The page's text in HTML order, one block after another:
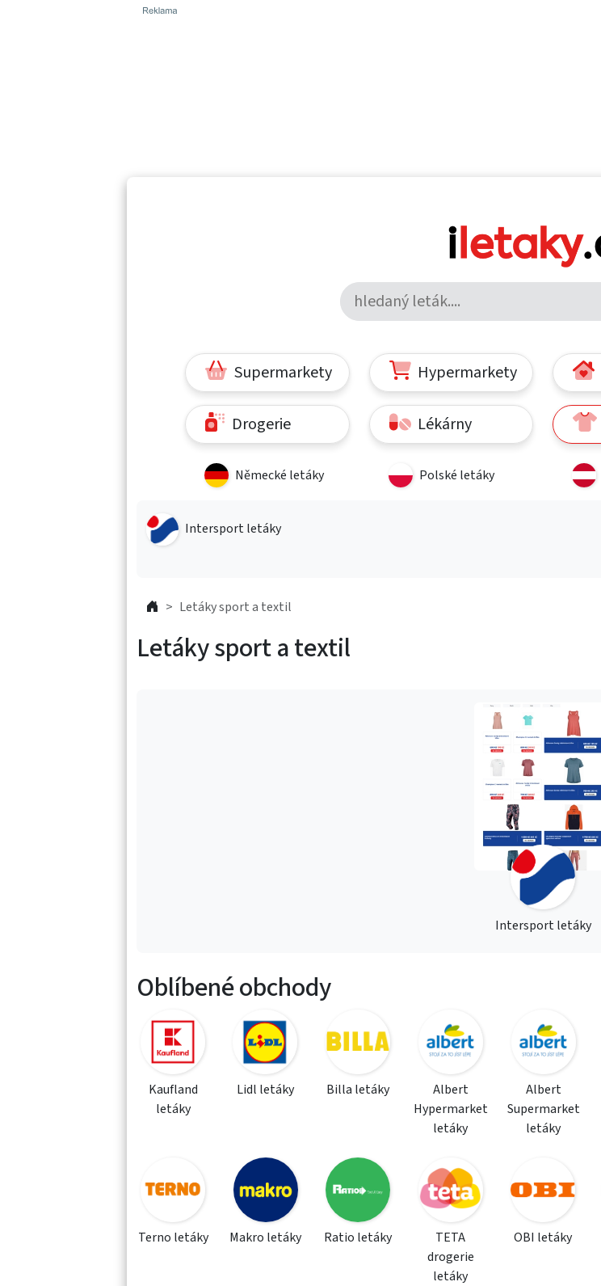
Supermarkety Hypermarkety
Drogerie Lékárny
Německé letáky Polské letáky
Intersport letáky
Letáky sport a textil
Letáky sport a textil
Intersport letáky
Oblíbené obchody
Kaufland
letáky
Lidl letáky Billa letáky
Albert
Hypermarket
letáky
Albert
Supermarket
letáky
Terno letáky Makro letáky Ratio letáky
TETA
drogerie
letáky
OBI letáky